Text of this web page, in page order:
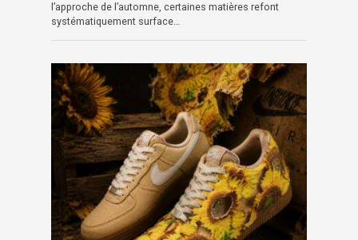
l’approche de l’automne, certaines matières refont
systématiquement surface…